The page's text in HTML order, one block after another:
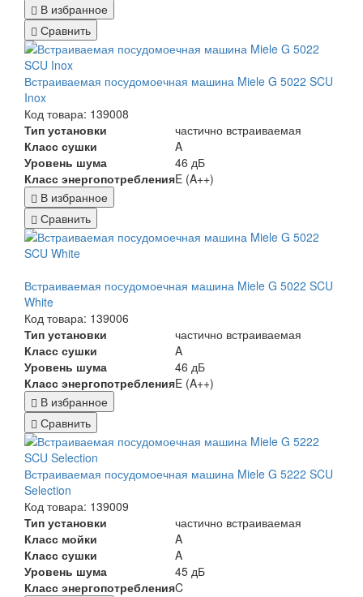
В избранное
Сравнить
Встраиваемая посудомоечная машина Miele G 5022 SCU
Inox
Код товара: 139008
Тип установки
частично встраиваемая
Класс сушки
A
Уровень шума
46 дБ
Класс энергопотребленияE (A++)
В избранное
Сравнить
Встраиваемая посудомоечная машина Miele G 5022 SCU
White
Код товара: 139006
Тип установки
частично встраиваемая
Класс сушки
A
Уровень шума
46 дБ
Класс энергопотребленияE (A++)
В избранное
Сравнить
Встраиваемая посудомоечная машина Miele G 5222 SCU
Selection
Код товара: 139009
Тип установки
частично встраиваемая
Класс мойки
A
Класс сушки
A
Уровень шума
45 дБ
Класс энергопотребленияC